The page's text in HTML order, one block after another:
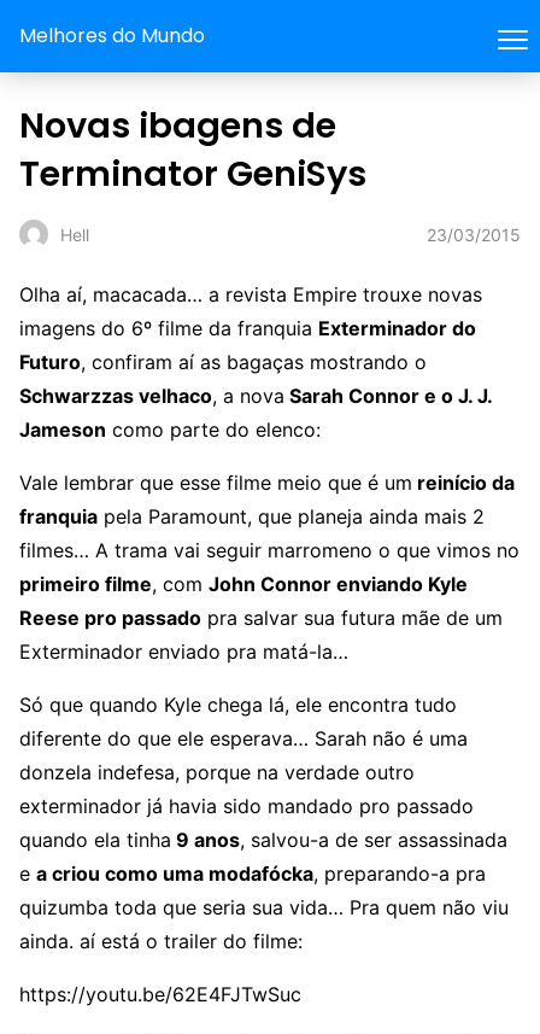
Melhores do Mundo
Novas ibagens de
Terminator GeniSys
Hell 23/03/2015
Olha aí, macacada… a revista Empire trouxe novas
imagens do 6º filme da franquia Exterminador do
Futuro, confiram aí as bagaças mostrando o
Schwarzzas velhaco, a nova Sarah Connor e o J. J.
Jameson como parte do elenco:
Vale lembrar que esse filme meio que é um reinício da
franquia pela Paramount, que planeja ainda mais 2
filmes… A trama vai seguir marromeno o que vimos no
primeiro filme, com John Connor enviando Kyle
Reese pro passado pra salvar sua futura mãe de um
Exterminador enviado pra matá-la…
Só que quando Kyle chega lá, ele encontra tudo
diferente do que ele esperava… Sarah não é uma
donzela indefesa, porque na verdade outro
exterminador já havia sido mandado pro passado
quando ela tinha 9 anos, salvou-a de ser assassinada
e a criou como uma modafócka, preparando-a pra
quizumba toda que seria sua vida… Pra quem não viu
ainda. aí está o trailer do filme:
https://youtu.be/62E4FJTwSuc